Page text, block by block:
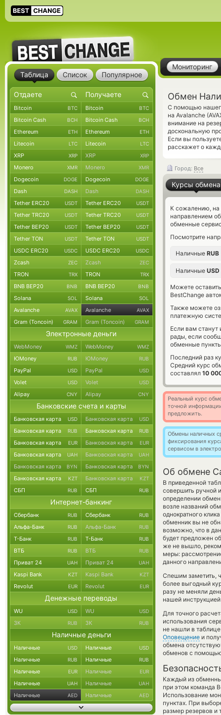
Мониторинг
Обмен
С помощью
на Avalanche
внимание на
доскональную
Если вы
расскажет о
Город: Все
Курсы обмена
К сожалению, на
направлением
обменные
Посмотрите
Наличные RUB
Наличные USD
Можете
BestChange
Также можете
платежную
Если вам
рады, если
обменные
Последний раз
Средний курс
составлял 10
Реальный курс
точной
предложить.
Обмены наличных
фиксирования
сервисом в
Об обмене
В приведенной
совершить ручной
определении
возле названий
однократного
обменник вы не
возможно, что в
будет предложен
же не вышло,
меры:
данного
Спешим заметить,
более выгодный
разу не меняли
нашей инструкцией
Для точного
использования
не нашли в
Оповещение и
обмена
обменов с
Каждый из
при этом команда
Использование
пунктах. При
размер резервов и
Таблица Список Популярное
Bitcoin BTC Bitcoin BTC
Bitcoin Cash BCH Bitcoin Cash BCH
Ethereum ETH Ethereum ETH
Litecoin LTC Litecoin LTC
XRP XRP XRP XRP
Monero XMR Monero XMR
Dogecoin DOGE Dogecoin DOGE
Dash DASH Dash DASH
Tether ERC20 USDT Tether ERC20 USDT
Tether TRC20 USDT Tether TRC20 USDT
Tether BEP20 USDT Tether BEP20 USDT
Tether TON USDT Tether TON USDT
USDC ERC20 USDC USDC ERC20 USDC
Zcash ZEC Zcash ZEC
TRON TRX TRON TRX
BNB BEP20 BNB BNB BEP20 BNB
Solana SOL Solana SOL
Avalanche AVAX Avalanche AVAX
Gram (Toncoin) GRAM Gram (Toncoin) GRAM
Электронные деньги
WebMoney WMZ WebMoney WMZ
ЮMoney RUB ЮMoney RUB
PayPal USD PayPal USD
Volet USD Volet USD
Alipay CNY Alipay CNY
Банковские счета и карты
Банковская карта USD Банковская карта USD
Банковская карта RUB Банковская карта RUB
Банковская карта EUR Банковская карта EUR
Банковская карта UAH Банковская карта UAH
Банковская карта BYN Банковская карта BYN
Банковская карта KZT Банковская карта KZT
СБП RUB СБП RUB
Интернет-банкинг
Сбербанк RUB Сбербанк RUB
Альфа-Банк RUB Альфа-Банк RUB
Т-Банк RUB Т-Банк RUB
ВТБ RUB ВТБ RUB
Приват 24 UAH Приват 24 UAH
Kaspi Bank KZT Kaspi Bank KZT
Revolut EUR Revolut EUR
Денежные переводы
WU USD WU USD
ЗК RUB ЗК RUB
Наличные деньги
Наличные USD Наличные USD
Наличные RUB Наличные RUB
Наличные EUR Наличные EUR
Наличные UAH Наличные UAH
Наличные AED Наличные AED